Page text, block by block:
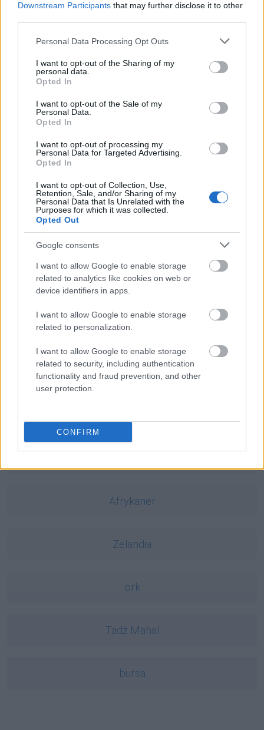
Downstream Participants that may further disclose it to other
Please note that this website/app uses one or more Google
not limited to your visit or usage behaviour. You may click to
grant or deny consent to Google and its third-party tags to
use your data for below specified purposes in below Google
consent section.
Personal Data Processing Opt Outs
I want to opt-out of the Sharing of my
personal data.
Opted In
I want to opt-out of the Sale of my
Personal Data.
Opted In
I want to opt-out of processing my
Personal Data for Targeted Advertising.
Opted In
I want to opt-out of Collection, Use,
Retention, Sale, and/or Sharing of my
Personal Data that Is Unrelated with the
Purposes for which it was collected.
Opted Out
Google consents
I want to allow Google to enable storage
related to analytics like cookies on web or
device identifiers in apps.
I want to allow Google to enable storage
related to personalization.
I want to allow Google to enable storage
related to security, including authentication
functionality and fraud prevention, and other
user protection.
CONFIRM
Pozostały wątpliwości? Brakuje czegoś w haśle?
Zobacz, co zyskują abonenci Dobrego słownika.
SPRAWDŹ
Często sprawdzane
derbykonne się odmienia(ją)? I jakiego są rodzaju?
Żołędziowe rodzaje
Ciekawostki
homonimia— Słychać chrupanie? To żonę zazdrość zżera
— Co to jest butelka?
— Tak bardzo nieokolicznik
performans
Afrykaner
Zelandia
ork
Tadż Mahal
bursa